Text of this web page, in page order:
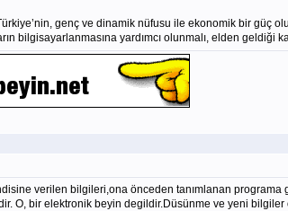
genç ve dinamik nüfusu ile ekonomik bir güç
bilgisayarlanmasına yardımcı olunmalı, elden geldiği
verilen bilgileri,ona önceden tanımlanan programa
O, bir elektronik beyin degildir.Düsünme ve yeni